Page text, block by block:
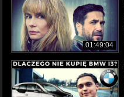
01:49:04